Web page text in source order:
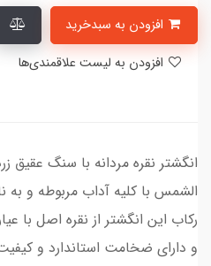
انگشتر نقره مردانه با سنگ
و دارای ضخامت استاندارد و